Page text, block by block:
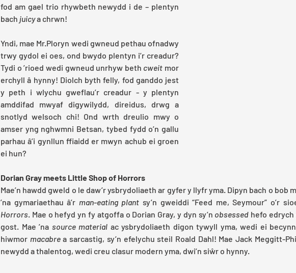
fod am gael trio rhywbeth newydd i de – plentyn
bach juicy a chrwn!
Yndi, mae Mr.Ploryn wedi gwneud pethau ofnadwy
trwy gydol ei oes, ond bwydo plentyn i’r creadur?
Tydi o ’rioed wedi gwneud unrhyw beth cweit mor
erchyll â hynny! Diolch byth felly, fod ganddo jest
y peth i wlychu gweflau’r creadur - y plentyn
amddifad mwyaf digywilydd, direidus, drwg a
snotlyd welsoch chi! Ond wrth dreulio mwy o
amser yng nghwmni Betsan, tybed fydd o’n gallu
parhau â’i gynllun ffiaidd er mwyn achub ei groen
ei hun?
Dorian Gray meets Little Shop of Horrors
Mae’n hawdd gweld o le daw’r ysbrydoliaeth ar gyfer y llyfr yma. Dipyn bach o bob
’na gymariaethau â’r man-eating plant sy’n gweiddi “Feed me, Seymour” o’r
Horrors. Mae o hefyd yn fy atgoffa o Dorian Gray, y dyn sy’n obsessed hefo
gost. Mae ’na source material ac ysbrydoliaeth digon tywyll yma, wedi ei
hiwmor macabre a sarcastig, sy’n efelychu steil Roald Dahl! Mae Jack Meggitt-
newydd a thalentog, wedi creu clasur modern yma, dwi’n siŵr o hynny.